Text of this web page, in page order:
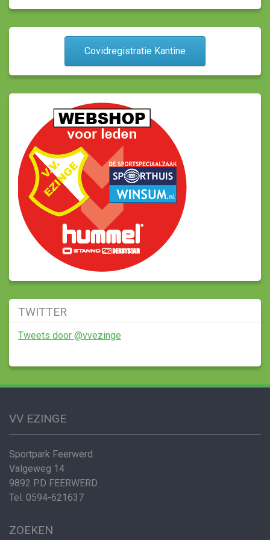
Covidregistratie Kantine
TWITTER
Tweets door @vvezinge
VV EZINGE
Sportpark Feerwerd
Valgeweg 14
9892 PD FEERWERD
Tel. 0594-621637
ZOEKEN